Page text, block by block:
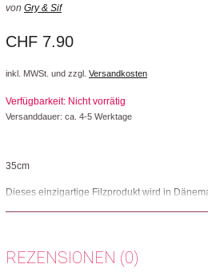
von Gry & Sif
CHF 7.90
inkl. MWSt. und zzgl. Versandkosten
Verfügbarkeit: Nicht vorrätig
Versanddauer: ca. 4-5 Werktage
35cm
Dieses einzigartige Filzprodukt wird in
erfahrenen nepalesischen Frauen
Artikelnummer: 111909.13
REZENSIONEN (0)